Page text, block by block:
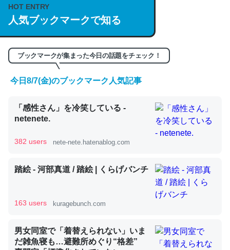
https://isobe324649.hatenablog.com/entry/2023/03/27
/064121
─GPTの仕組みと限界についての考察（１） - conceptualization
くらい。小説でいう「ずっと前の伏線」は回収されないけ
ど、短期記憶というには多い分量。進化すればするほど分
コオロギのカルシウム分はエビの600分の1程度。
─ニュース :: 【研究発表】昆虫学の大問題＝「昆虫はなぜ海にいな
HOT ENTRY
人気ブックマークで知る
ブックマークが集まった今日の話題をチェック！
今日8/7(金)のブックマーク人気記事
「感性さん」を冷笑している -
netenete.
382 users nete-nete.hatenablog.com
踏絵 - 河部真道 / 踏絵 | くらげバンチ
163 users kuragebunch.com
男女同室で「着替えられない」いま
だ雑魚寝も…避難所めぐり“格差”